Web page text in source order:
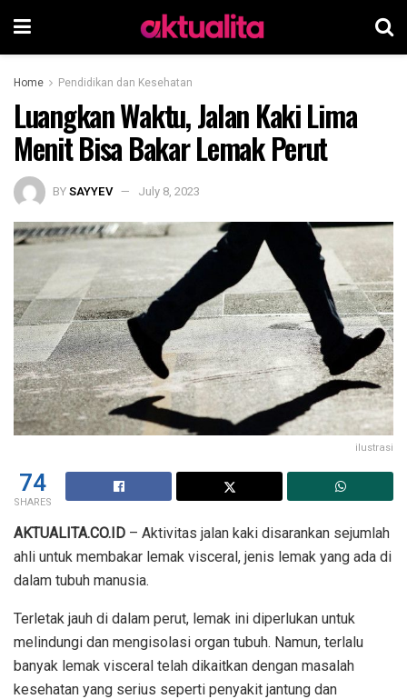
Home Pendidikan dan Kesehatan
Luangkan Waktu, Jalan Kaki Lima
Menit Bisa Bakar Lemak Perut
BYSAYYEV July 8, 2023
ilustrasi
74
SHARES
AKTUALITA.CO.ID – Aktivitas jalan kaki disarankan sejumlah
ahli untuk membakar lemak visceral, jenis lemak yang ada di
dalam tubuh manusia.
Terletak jauh di dalam perut, lemak ini diperlukan untuk
melindungi dan mengisolasi organ tubuh. Namun, terlalu
banyak lemak visceral telah dikaitkan dengan masalah
kesehatan yang serius seperti penyakit jantung dan